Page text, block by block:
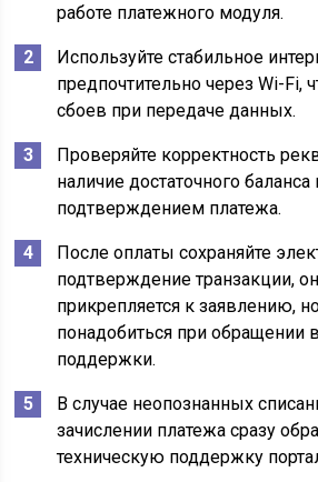
работе платежного модуля.
Используйте стабильное
предпочтительно через Wi-Fi,
сбоев при передаче данных.
Проверяйте корректность
наличие достаточного баланса
подтверждением платежа.
После оплаты сохраняйте
подтверждение транзакции,
прикрепляется к заявлению,
понадобиться при обращении
поддержки.
В случае неопознанных
зачислении платежа сразу
техническую поддержку